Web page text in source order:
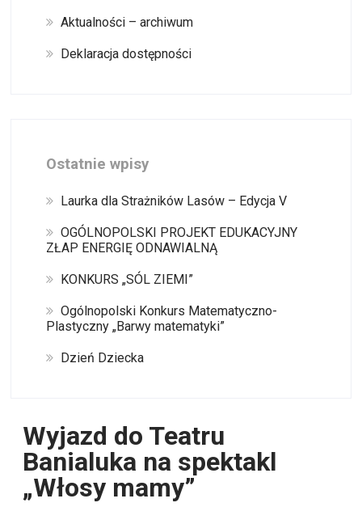
Aktualności – archiwum
Deklaracja dostępności
Ostatnie wpisy
Laurka dla Strażników Lasów – Edycja V
OGÓLNOPOLSKI PROJEKT EDUKACYJNY
ZŁAP ENERGIĘ ODNAWIALNĄ
KONKURS „SÓL ZIEMI”
Ogólnopolski Konkurs Matematyczno-
Plastyczny „Barwy matematyki”
Dzień Dziecka
Wyjazd do Teatru
Banialuka na spektakl
„Włosy mamy”